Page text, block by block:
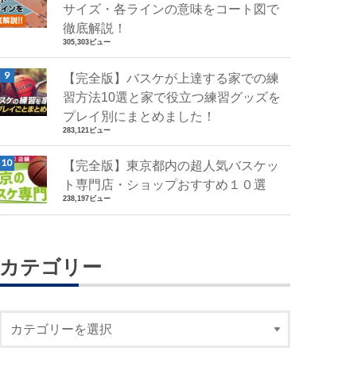
サイズ・各ラインの意味をコート図で
徹底解説！
305,303ビュー
【完全版】バスケが上達する家での練
習方法10選と家で役立つ練習グッズを
プレイ別にまとめました！
283,121ビュー
【完全版】東京都内の超人気バスケッ
ト専門店・ショップおすすめ１０選
238,197ビュー
カテゴリー